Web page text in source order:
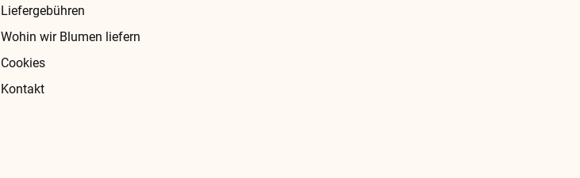
Liefergebühren
Wohin wir Blumen liefern
Cookies
Kontakt